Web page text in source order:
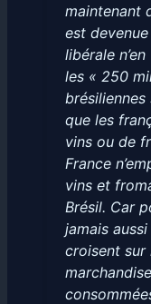
maintenant
est
libérale
les « 250
brésiliennes
que les
vins ou de
France
vins et
Brésil. Car
jamais
croisent sur